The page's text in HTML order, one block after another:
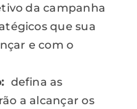
da campanha
que sua
e com o
defina as
a alcançar os